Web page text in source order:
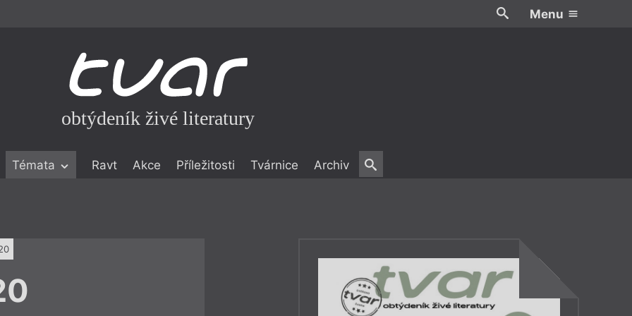
Menu
obtýdeník živé literatury
Témata Ravt Akce Příležitosti Tvárnice Archiv